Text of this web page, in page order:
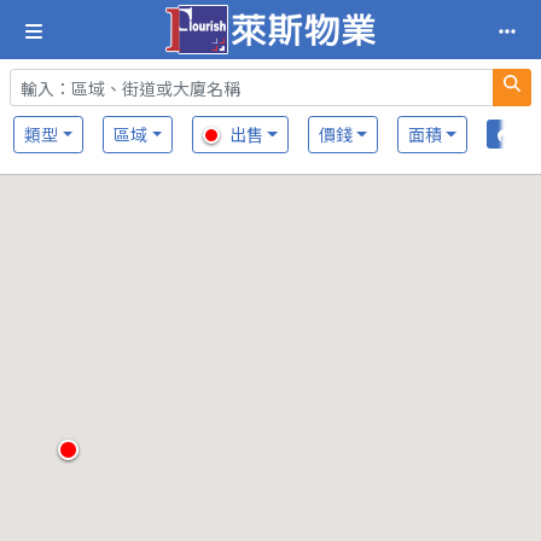
類型 區域 出售 價錢 面積